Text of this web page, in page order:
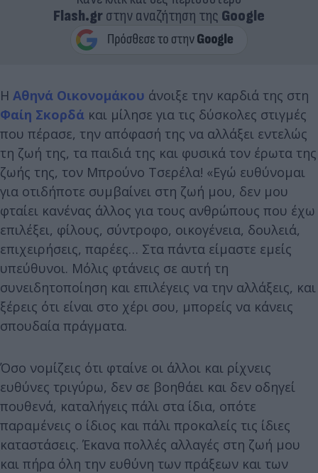
Flash.grστην αναζήτηση της Google
Η Αθηνά Οικονομάκου άνοιξε την καρδιά της στη
Φαίη Σκορδά και μίλησε για τις δύσκολες στιγμές
που πέρασε, την απόφασή της να αλλάξει εντελώς
τη ζωή της, τα παιδιά της και φυσικά τον έρωτα της
ζωής της, τον Μπρούνο Τσερέλα! «Εγώ ευθύνομαι
για οτιδήποτε συμβαίνει στη ζωή μου, δεν μου
φταίει κανένας άλλος για τους ανθρώπους που έχω
επιλέξει, φίλους, σύντροφο, οικογένεια, δουλειά,
επιχειρήσεις, παρέες… Στα πάντα είμαστε εμείς
υπεύθυνοι. Μόλις φτάνεις σε αυτή τη
συνειδητοποίηση και επιλέγεις να την αλλάξεις, και
ξέρεις ότι είναι στο χέρι σου, μπορείς να κάνεις
σπουδαία πράγματα.
Όσο νομίζεις ότι φταίνε οι άλλοι και ρίχνεις
ευθύνες τριγύρω, δεν σε βοηθάει και δεν οδηγεί
πουθενά, καταλήγεις πάλι στα ίδια, οπότε
παραμένεις ο ίδιος και πάλι προκαλείς τις ίδιες
καταστάσεις. Έκανα πολλές αλλαγές στη ζωή μου
και πήρα όλη την ευθύνη των πράξεων και των